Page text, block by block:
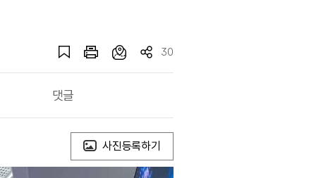
30
댓글
사진등록하기